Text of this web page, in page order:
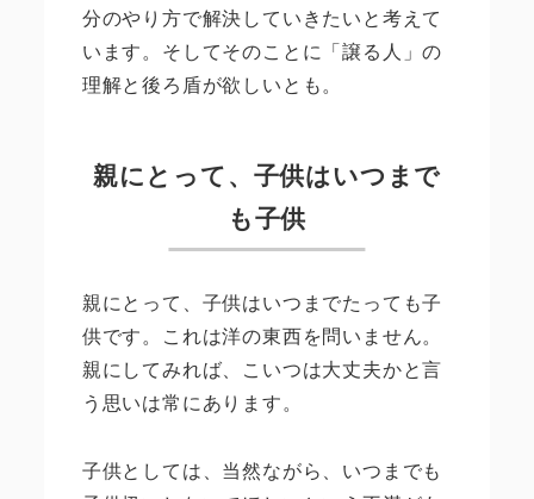
分のやり方で解決していきたいと考えて
います。そしてそのことに「譲る人」の
理解と後ろ盾が欲しいとも。
親にとって、子供はいつまで
も子供
親にとって、子供はいつまでたっても子
供です。これは洋の東西を問いません。
親にしてみれば、こいつは大丈夫かと言
う思いは常にあります。
子供としては、当然ながら、いつまでも